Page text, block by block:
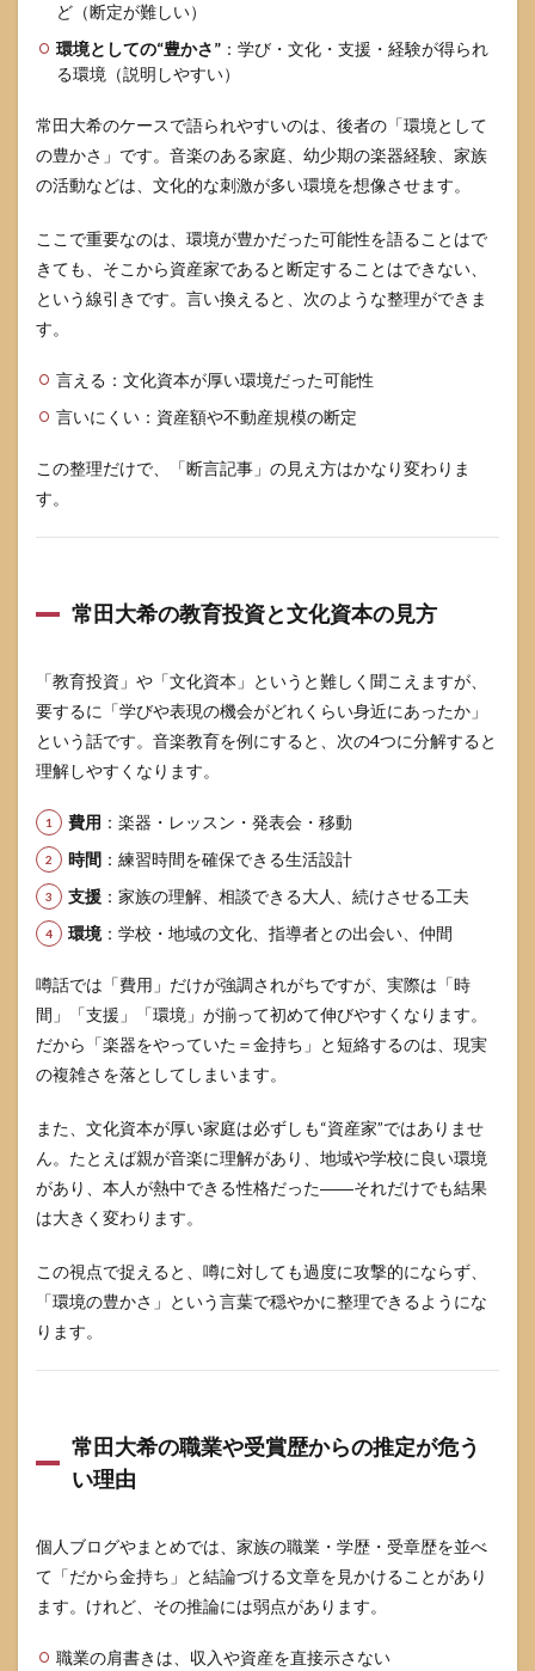
ど（断定が難しい）
環境としての“豊かさ” ：学び・文化・支援・経験が得られ
る環境（説明しやすい）
常田大希のケースで語られやすいのは、後者の「環境として
の豊かさ」です。音楽のある家庭、幼少期の楽器経験、家族
の活動などは、文化的な刺激が多い環境を想像させます。
ここで重要なのは、環境が豊かだった可能性を語ることはで
きても、そこから資産家であると断定することはできない、
という線引きです。言い換えると、次のような整理ができま
す。
言える：文化資本が厚い環境だった可能性
言いにくい：資産額や不動産規模の断定
この整理だけで、「断言記事」の見え方はかなり変わりま
す。
常田大希の教育投資と文化資本の見方
「教育投資」や「文化資本」というと難しく聞こえますが、
要するに「学びや表現の機会がどれくらい身近にあったか」
という話です。音楽教育を例にすると、次の4つに分解すると
理解しやすくなります。
費用 ：楽器・レッスン・発表会・移動
時間 ：練習時間を確保できる生活設計
支援 ：家族の理解、相談できる大人、続けさせる工夫
環境：学校・地域の文化、指導者との出会い、仲間
噂話では「費用」だけが強調されがちですが、実際は「時
間」「支援」「環境」が揃って初めて伸びやすくなります。
だから「楽器をやっていた＝金持ち」と短絡するのは、現実
の複雑さを落としてしまいます。
また、文化資本が厚い家庭は必ずしも“資産家”ではありませ
ん。たとえば親が音楽に理解があり、地域や学校に良い環境
があり、本人が熱中できる性格だった――それだけでも結果
は大きく変わります。
この視点で捉えると、噂に対しても過度に攻撃的にならず、
「環境の豊かさ」という言葉で穏やかに整理できるようにな
ります。
常田大希の職業や受賞歴からの推定が危う
い理由
個人ブログやまとめでは、家族の職業・学歴・受章歴を並べ
て「だから金持ち」と結論づける文章を見かけることがあり
ます。けれど、その推論には弱点があります。
職業の肩書きは、収入や資産を直接示さない